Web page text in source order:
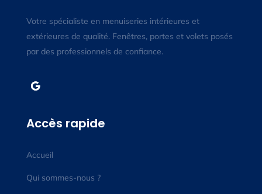
Votre spécialiste en menuiseries intérieures et
extérieures de qualité. Fenêtres, portes et volets posés
par des professionnels de confiance.
Accès rapide
Accueil
Qui sommes-nous ?